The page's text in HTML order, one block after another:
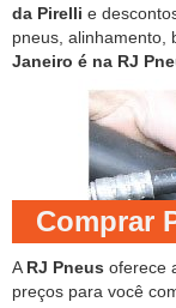
da Pirelli e
pneus, alinhamento,
Janeiro é na RJ
Comprar
A RJ Pneus oferece
preços para você